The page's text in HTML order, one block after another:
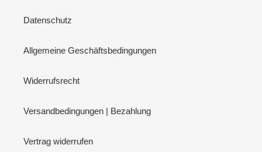
Datenschutz
Allgemeine Geschäftsbedingungen
Widerrufsrecht
Versandbedingungen | Bezahlung
Vertrag widerrufen